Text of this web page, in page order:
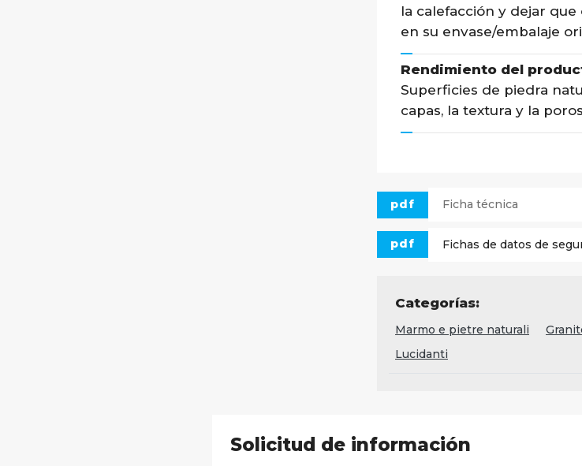
la calefacción y dejar
en su envase/embalaje
Rendimiento del
Superficies de piedra
capas, la textura y la
pdf Ficha técnica
pdf Fichas de datos de
Categorías:
Marmo e pietre naturali
Lucidanti
Solicitud de información